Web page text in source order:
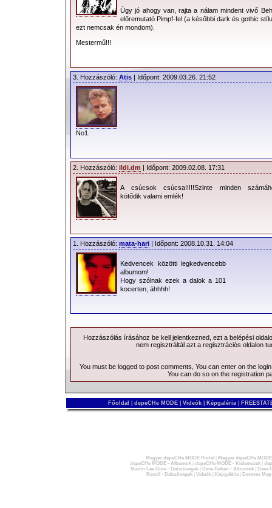
Úgy jó ahogy van, rajta a nálam mindent vivő
előremutató Pimpf-fel (a későbbi dark és gothic
ezt nemcsak én mondom).
Mestermű!!!
3. Hozzászóló: Atis | Időpont: 2009.03.26. 21:52
No1.
2. Hozzászóló: ildi.dm | Időpont: 2009.02.08. 17:31
A csúcsok csúcsa!!!!!Szinte minden
kötődik valami emlék!
1. Hozzászóló: mata-hari | Időpont: 2008.10.31. 14:04
Kedvencek közötti legkedvencebb
albumom!
Hogy szólnak ezek a dalok a 101
kocerten, áhhhh!
Hozzászólás írásához be kell jelentkezned, ezt a belépési
nem regisztráltál azt a regisztrációs oldalon
You must be logged to post comments, You can enter on the
You can do so on the registration
Főoldal depeCHe MODE Videók Képgaléria
Magyar depeCHe MODE Portál
Magyar depeCHe
depeCHe MODE - Albumok| depeCHe MODE - Kislemezek|
Martin Lee Gore - Dalszövegek| Dave Gahan - Albumok|
Dave
Recoil - Dalszövegek| Videók| Képgaléria| Devotee Map